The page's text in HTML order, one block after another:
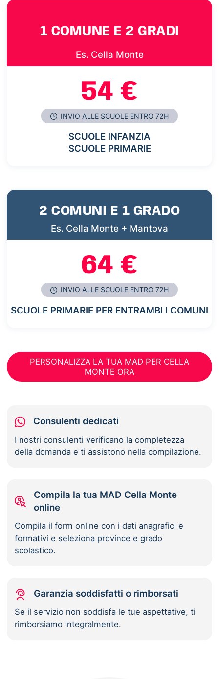
1 COMUNE E 2 GRADI
Es. Cella Monte
54 €
INVIO ALLE SCUOLE ENTRO 72H
SCUOLE INFANZIA
SCUOLE PRIMARIE
2 COMUNI E 1 GRADO
Es. Cella Monte + Mantova
64 €
INVIO ALLE SCUOLE ENTRO 72H
SCUOLE PRIMARIE PER ENTRAMBI I COMUNI
PERSONALIZZA LA TUA MAD PER CELLA
MONTE ORA
Consulenti dedicati
I nostri consulenti verificano la completezza
della domanda e ti assistono nella compilazione.
Compila la tua MAD Cella Monte
online
Compila il form online con i dati anagrafici e
formativi e seleziona province e grado
scolastico.
Garanzia soddisfatti o rimborsati
Se il servizio non soddisfa le tue aspettative, ti
rimborsiamo integralmente.